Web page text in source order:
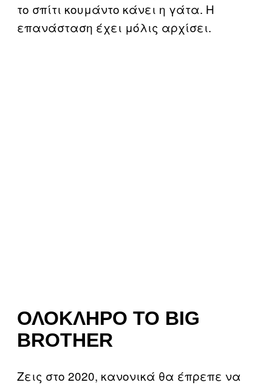
το σπίτι κουμάντο κάνει η γάτα. Η
επανάσταση έχει μόλις αρχίσει.
ΟΛΌΚΛΗΡΟ ΤΟ BIG
BROTHER
Ζεις στο 2020, κανονικά θα έπρεπε να